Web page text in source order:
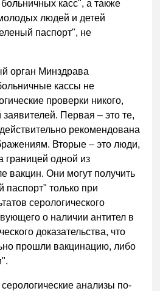
касс", а также
людей и детей
паспорт", не
орган Минздрава
кассы не
проверки никого,
заявителей. Первая – это те,
рекомендована
Вторые – это люди,
границей одной из
вакцин. Они могут получить
паспорт" только при
серологического
о наличии антител в
доказательства, что
прошли вакцинацию, либо
анализы по-